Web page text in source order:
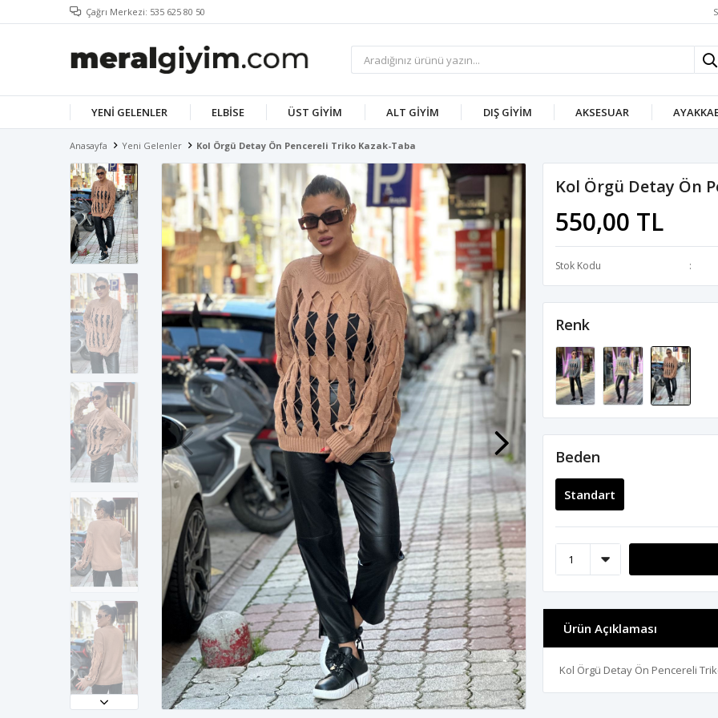
Çağrı Merkezi: 535 625 80 50
YENI GELENLER ELBISE ÜST GIYIM ALT GIYIM DIŞ GIYIM AKSESUAR
Anasayfa Yeni Gelenler Kol Örgü Detay Ön Pencereli Triko Kazak-Taba
Kol Örgü Detay Ön
550,00 TL
Stok Kodu
Renk
Beden
Standart
Ürün Açıklaması
Kol Örgü Detay Ön Pencereli